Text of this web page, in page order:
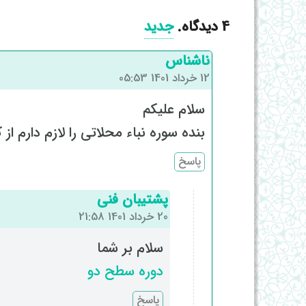
4دیدگاه. جدید
ناشناس
12 خرداد 1401 05:53
سلام علیکم
بنده سوره نباء محلاتی را لازم دارم
پاسخ
پشتیبان فنی
20 خرداد 1401 21:58
سلام بر شما
دوره سطح دو
پاسخ